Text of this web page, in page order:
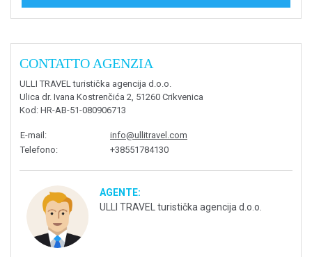
CONTATTO AGENZIA
ULLI TRAVEL turistička agencija d.o.o.
Ulica dr. Ivana Kostrenčića 2, 51260 Crikvenica
Kod : HR-AB-51-080906713
E-mail :
info@ullitravel.com
Telefono: +38551784130
AGENTE:
ULLI TRAVEL turistička agencija d.o.o.